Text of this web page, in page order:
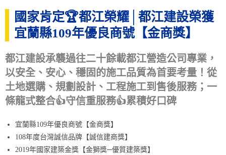
國家肯定🏆都江榮耀│都江建設榮獲
宜蘭縣109年優良商號【金商獎】
都江建設承襲過往二十餘載都江營造公司專業，
以安全、安心、穩固的施工品質為首要考量！從
土地選購、規劃設計、工程施工到售後服務；一
條龍式整合👍守信重服務👍累積好口碑
宜蘭縣109年優良商號【金商獎】
108年度台灣誠信品牌【誠信建商獎】
2019年國家建築金獎【金獅獎─優質建築獎】